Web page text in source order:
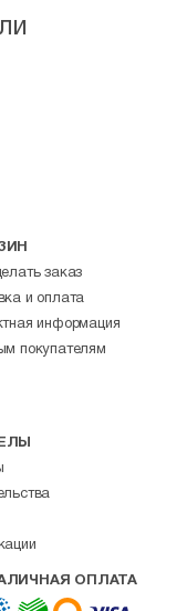
заказ
и оплата
информация
покупателям
ОПЛАТА